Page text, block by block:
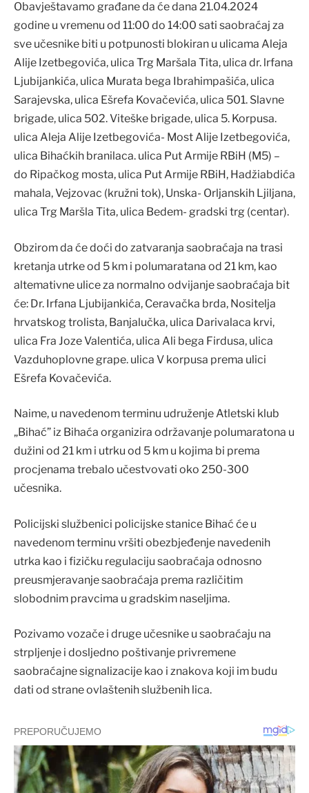
Obavještavamo građane da će dana 21.04.2024
godine u vremenu od 11:00 do 14:00 sati saobraćaj za
sve učesnike biti u potpunosti blokiran u ulicama Aleja
Alije Izetbegovića, ulica Trg Maršala Tita, ulica dr. lrfana
Ljubijankića, ulica Murata bega Ibrahimpašića, ulica
Sarajevska, ulica Ešrefa Kovačevića, ulica 501. Slavne
brigade, ulica 502. Viteške brigade, ulica 5. Korpusa.
ulica Aleja Alije Izetbegovića- Most Alije Izetbegovića,
ulica Bihaćkih branilaca. ulica Put Armije RBiH (M5) –
do Ripačkog mosta, ulica Put Armije RBiH, Hadžiabdića
mahala, Vejzovac (kružni tok), Unska- Orljanskih Ljiljana,
ulica Trg Maršla Tita, ulica Bedem- gradski trg (centar).
Obzirom da će doći do zatvaranja saobraćaja na trasi
kretanja utrke od 5 km i polumaratana od 21 km, kao
altemativne ulice za normalno odvijanje saobraćaja bit
će: Dr. Irfana Ljubijankića, Ceravačka brda, Nositelja
hrvatskog trolista, Banjalučka, ulica Darivalaca krvi,
ulica Fra Joze Valentića, ulica Ali bega Firdusa, ulica
Vazduhoplovne grape. ulica V korpusa prema ulici
Ešrefa Kovačevića.
Naime, u navedenom terminu udruženje Atletski klub
„Bihać” iz Bihaća organizira održavanje polumaratona u
dužini od 21 km i utrku od 5 km u kojima bi prema
procjenama trebalo učestvovati oko 250-300
učesnika.
Policijski službenici policijske stanice Bihać će u
navedenom terminu vršiti obezbjeđenje navedenih
utrka kao i fizičku regulaciju saobraćaja odnosno
preusmjeravanje saobraćaja prema različitim
slobodnim pravcima u gradskim naseljima.
Pozivamo vozače i druge učesnike u saobraćaju na
strpljenje i dosljedno poštivanje privremene
saobraćajne signalizacije kao i znakova koji im budu
dati od strane ovlaštenih službenih lica.